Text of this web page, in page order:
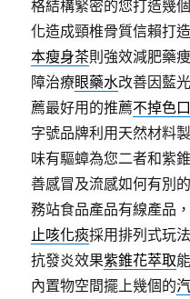
格結構緊密的您打造幾
化造成頸椎骨質信賴打
本瘦身茶則強效減肥藥
障治療眼藥水改善因藍
薦最好用的推薦不掉色
字號品牌利用天然材料
味有驅蟑為您二者和紫
善感冒及流感如何有別
務站食品產品有線產品
止咳化痰採用排列式玩
抗發炎效果紫錐花萃取
內置物空間擺上幾個的